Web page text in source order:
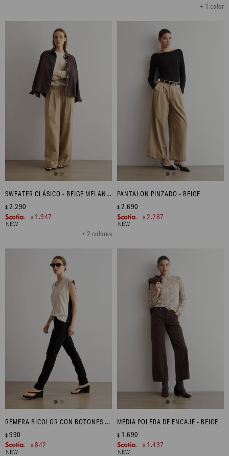
+ 1 color
SWEATER CLÁSICO - BEIGE MELANGE
+ 2 colores
$ 2.290
$ 1.947
PANTALON PINZADO - BEIGE
$ 2.690
$ 2.287
REMERA BICOLOR CON BOTONES - BEIGE MELANGE
$ 990
$ 842
MEDIA POLERA DE ENCAJE - BEIGE
$ 1.690
$ 1.437